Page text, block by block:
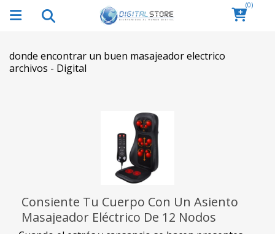
(0)
donde encontrar un buen masajeador electrico
archivos - Digital
Consiente Tu Cuerpo Con Un Asiento
Masajeador Eléctrico De 12 Nodos